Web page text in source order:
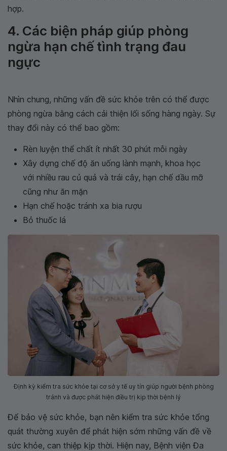
hợp.
4. Các biện pháp giúp phòng
ngừa hạn chế tình trạng đau
ngực
Nhìn chung, những vấn đề sức khỏe trên có thể được
phòng ngừa bằng cách cải thiện lối sống hàng ngày. Sự
thay đổi này có thể bao gồm:
Rèn luyện thể chất ít nhất 30 phút mỗi ngày
Xây dựng chế độ ăn uống lành mạnh, khoa học
với nhiều rau củ quả và trái cây, hạn chế dầu mỡ
cũng như ăn mặn
Hạn chế hoặc tránh xa bia rượu
Bỏ thuốc lá
Định kỳ kiểm tra sức khỏe tại cơ sở y tế uy tín giúp người bệnh phòng
tránh và được phát hiện điều trị kịp thời bệnh lý
Để bảo vệ sức khỏe, bạn nên kiểm tra sức khỏe tổng
quát thường xuyên để phát hiện sớm những vấn đề về
sức khỏe, can thiệp kịp thời. Hiện nay, Bệnh viện Đa